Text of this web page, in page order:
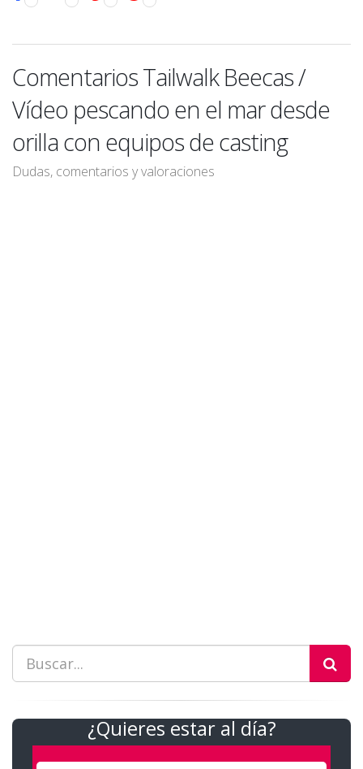
Comentarios Tailwalk Beecas /
Vídeo pescando en el mar desde
orilla con equipos de casting
Dudas, comentarios y valoraciones
¿Quieres estar al día?